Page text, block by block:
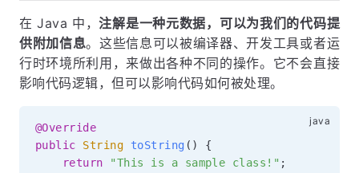
在 Java 中，注解是一种元数据，可以为我们的代码提
供附加信息。这些信息可以被编译器、开发工具或者运
行时环境所利用，来做出各种不同的操作。它不会直接
影响代码逻辑，但可以影响代码如何被处理。
@Override
public
String toString ( )
{
return
"This is a sample class!" ;